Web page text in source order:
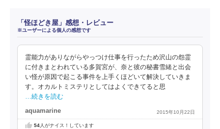
「怪ほどき屋」感想・レビュー
※ユーザーによる個人の感想です
霊能力がありながらやっつけ仕事を行ったため沢山の怨霊
に付きまとわれている多賀宮が、奈と彼の秘書雪緒と出会
い怪が原因で起こる事件を上手くほどいて解決していきま
す。オカルトミステリとしてはよくできてると思
…続きを読む
aquamarine 2015年10月22日
54人がナイス！しています